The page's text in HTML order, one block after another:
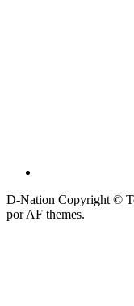
D-Nation Copyright ©
por AF themes.